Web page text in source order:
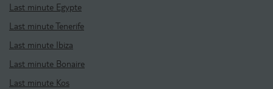
Last minute Egypte
Last minute Tenerife
Last minute Ibiza
Last minute Bonaire
Last minute Kos